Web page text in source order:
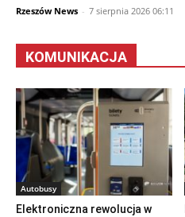
Rzeszów News - 7 sierpnia 2026 06:11
KOMUNIKACJA
Autobusy
Elektroniczna rewolucja w